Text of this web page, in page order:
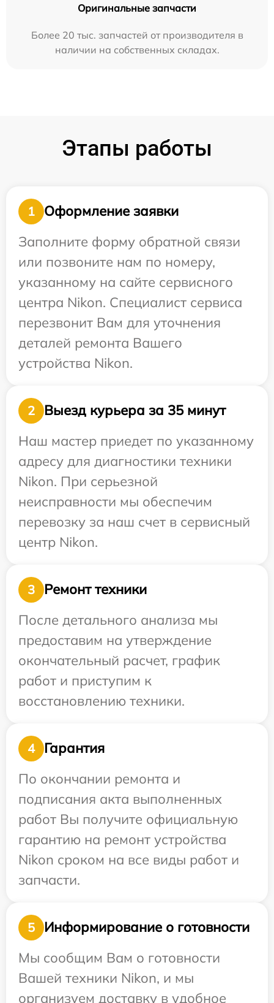
Оригинальные запчасти
Более 20 тыс. запчастей от производителя в
наличии на собственных складах.
Этапы работы
1
Оформление заявки
Заполните форму обратной связи
или позвоните нам по номеру,
указанному на сайте сервисного
центра Nikon. Специалист сервиса
перезвонит Вам для уточнения
деталей ремонта Вашего
устройства Nikon.
2
Выезд курьера за 35 минут
Наш мастер приедет по указанному
адресу для диагностики техники
Nikon. При серьезной
неисправности мы обеспечим
перевозку за наш счет в сервисный
центр Nikon.
3
Ремонт техники
После детального анализа мы
предоставим на утверждение
окончательный расчет, график
работ и приступим к
восстановлению техники.
4
Гарантия
По окончании ремонта и
подписания акта выполненных
работ Вы получите официальную
гарантию на ремонт устройства
Nikon сроком на все виды работ и
запчасти.
5
Информирование о готовности
Мы сообщим Вам о готовности
Вашей техники Nikon, и мы
организуем доставку в удобное